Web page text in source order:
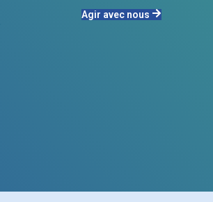
Agir avec nous